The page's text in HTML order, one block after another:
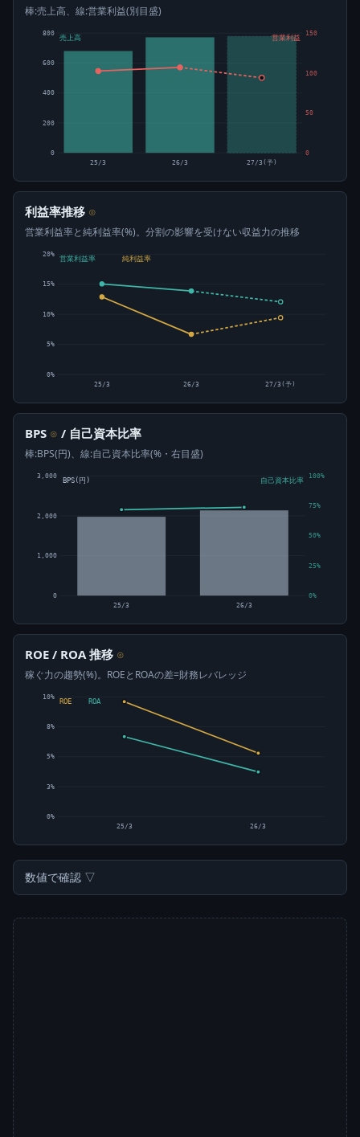
棒:売上高、線:営業利益(別目盛)
0
200
400
600
800
0
50
100
150
25/3 26/3 27/3(予)
売上高 営業利益
利益率推移 ⊙
営業利益率と純利益率(%)。分割の影響を受けない収益力の推移
0%
5%
10%
15%
20%
営業利益率 純利益率
25/3 26/3 27/3(予)
BPS ⊙ / 自己資本比率
棒:BPS(円)、線:自己資本比率(%・右目盛)
0
1,000
2,000
3,000
0%
25%
50%
75%
100%
25/3 26/3
BPS(円) 自己資本比率
ROE / ROA 推移 ⊙
稼ぐ力の趨勢(%)。ROEとROAの差=財務レバレッジ
0%
3%
5%
8%
10%
ROE ROA
25/3 26/3
数値で確認 ▽